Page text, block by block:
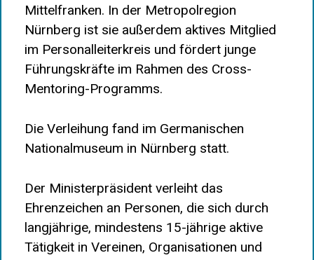
Mittelfranken. In der Metropolregion
Nürnberg ist sie außerdem aktives Mitglied
im Personalleiterkreis und fördert junge
Führungskräfte im Rahmen des Cross-
Mentoring-Programms.
Die Verleihung fand im Germanischen
Nationalmuseum in Nürnberg statt.
Der Ministerpräsident verleiht das
Ehrenzeichen an Personen, die sich durch
langjährige, mindestens 15-jährige aktive
Tätigkeit in Vereinen, Organisationen und